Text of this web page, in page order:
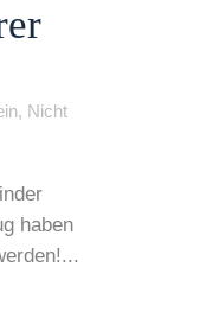
, Nicht
haben